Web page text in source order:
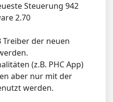
Steuerung 942
2.70
Treiber der neuen
(z.B. PHC App)
aber nur mit der
werden.